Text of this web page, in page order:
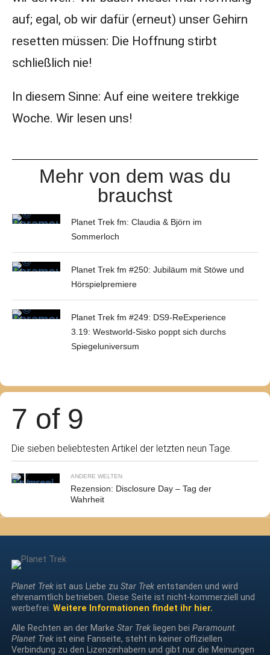
auf; egal, ob wir dafür (erneut) unser Gehirn
resetten müssen: Die Hoffnung stirbt
schließlich nie!
In diesem Sinne: Auf eine weitere trekkige
Woche. Wir lesen uns!
Mehr von dem was du
brauchst
Planet Trek fm: Claudia & Björn im
Sommerloch
Planet Trek fm #250: Jubiläum mit Stöwe und
Hörspielpremiere
Planet Trek fm #249: DS9-ReExperience
3.19: Westworld-Sisko poppt sich durchs
Spiegeluniversum
7 of 9
Die sieben beliebtesten Artikel der letzten neun Tage.
ANDERE WELTEN
Rezension: Disclosure Day – Tag der
Wahrheit
Planet Trekist aus Liebe zu Star Trekentstanden und wird
ehrenamtlich betrieben. Diese Seite ist nicht-kommerziell und
werbefrei. Weitere Informationen findet ihr hier.
Alle Rechten an der Marke Star Trekliegen bei Paramount.
Planet Trekist eine Fanseite, steht in keiner offiziellen
Verbindung zu den Lizenzinhabern und gibt nur die Meinungen